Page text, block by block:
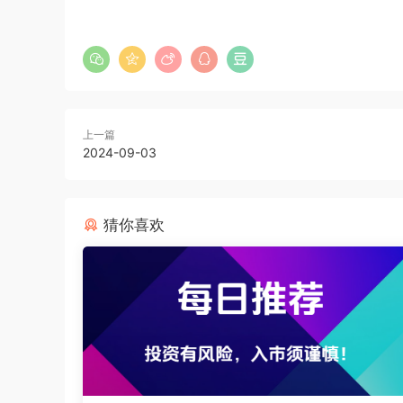
上一篇
2024-09-03
猜你喜欢